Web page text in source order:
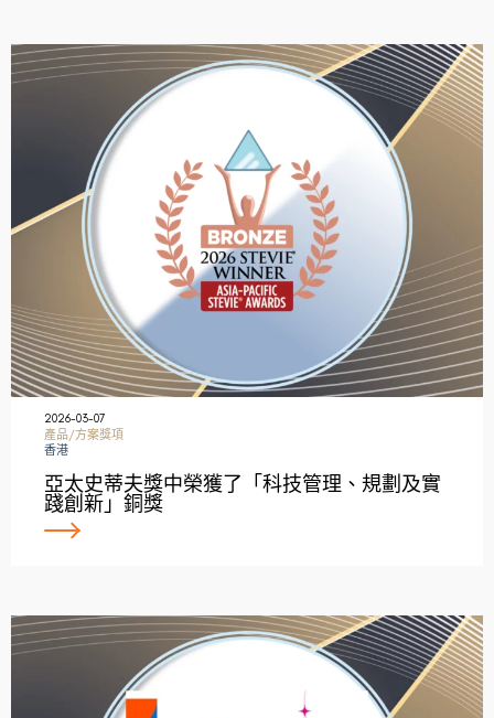
2026-03-07
產品/方案獎項
香港
亞太史蒂夫獎中榮獲了「科技管理、規劃及實
踐創新」銅獎